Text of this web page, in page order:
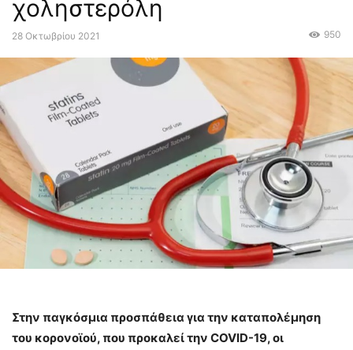
χοληστερόλη
28 Οκτωβρίου 2021 950
Στην παγκόσμια προσπάθεια για την καταπολέμηση
του κορονοϊού, που προκαλεί την COVID-19, οι